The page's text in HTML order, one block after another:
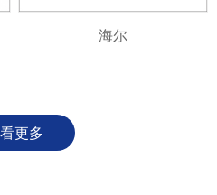
海尔
更多